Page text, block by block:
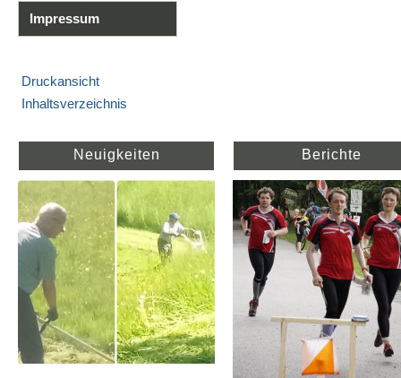
Impressum
Druckansicht
Inhaltsverzeichnis
Neuigkeiten Berichte